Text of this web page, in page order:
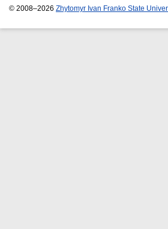
© 2008–2026 Zhytomyr Ivan Franko State